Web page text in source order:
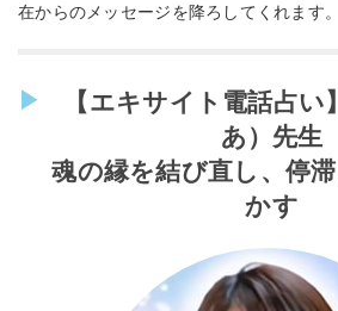
在からのメッセージを降ろしてくれます。
【エキサイト電話占い
あ）先生
魂の縁を結び直し、停
かす